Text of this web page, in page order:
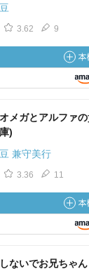
3.62 9
メガとアルファ
)
兼守美行
3.36 11
ないでお兄ちゃ